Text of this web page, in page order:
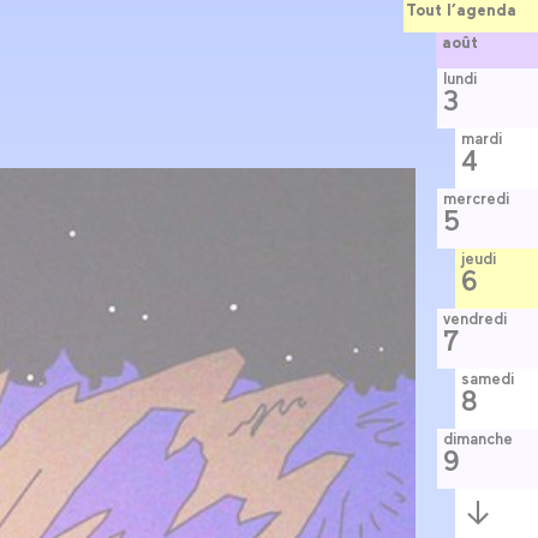
Tout l’agenda
août
lundi
3
mardi
4
mercredi
5
jeudi
6
vendredi
7
samedi
8
dimanche
9
Semaine
suivante